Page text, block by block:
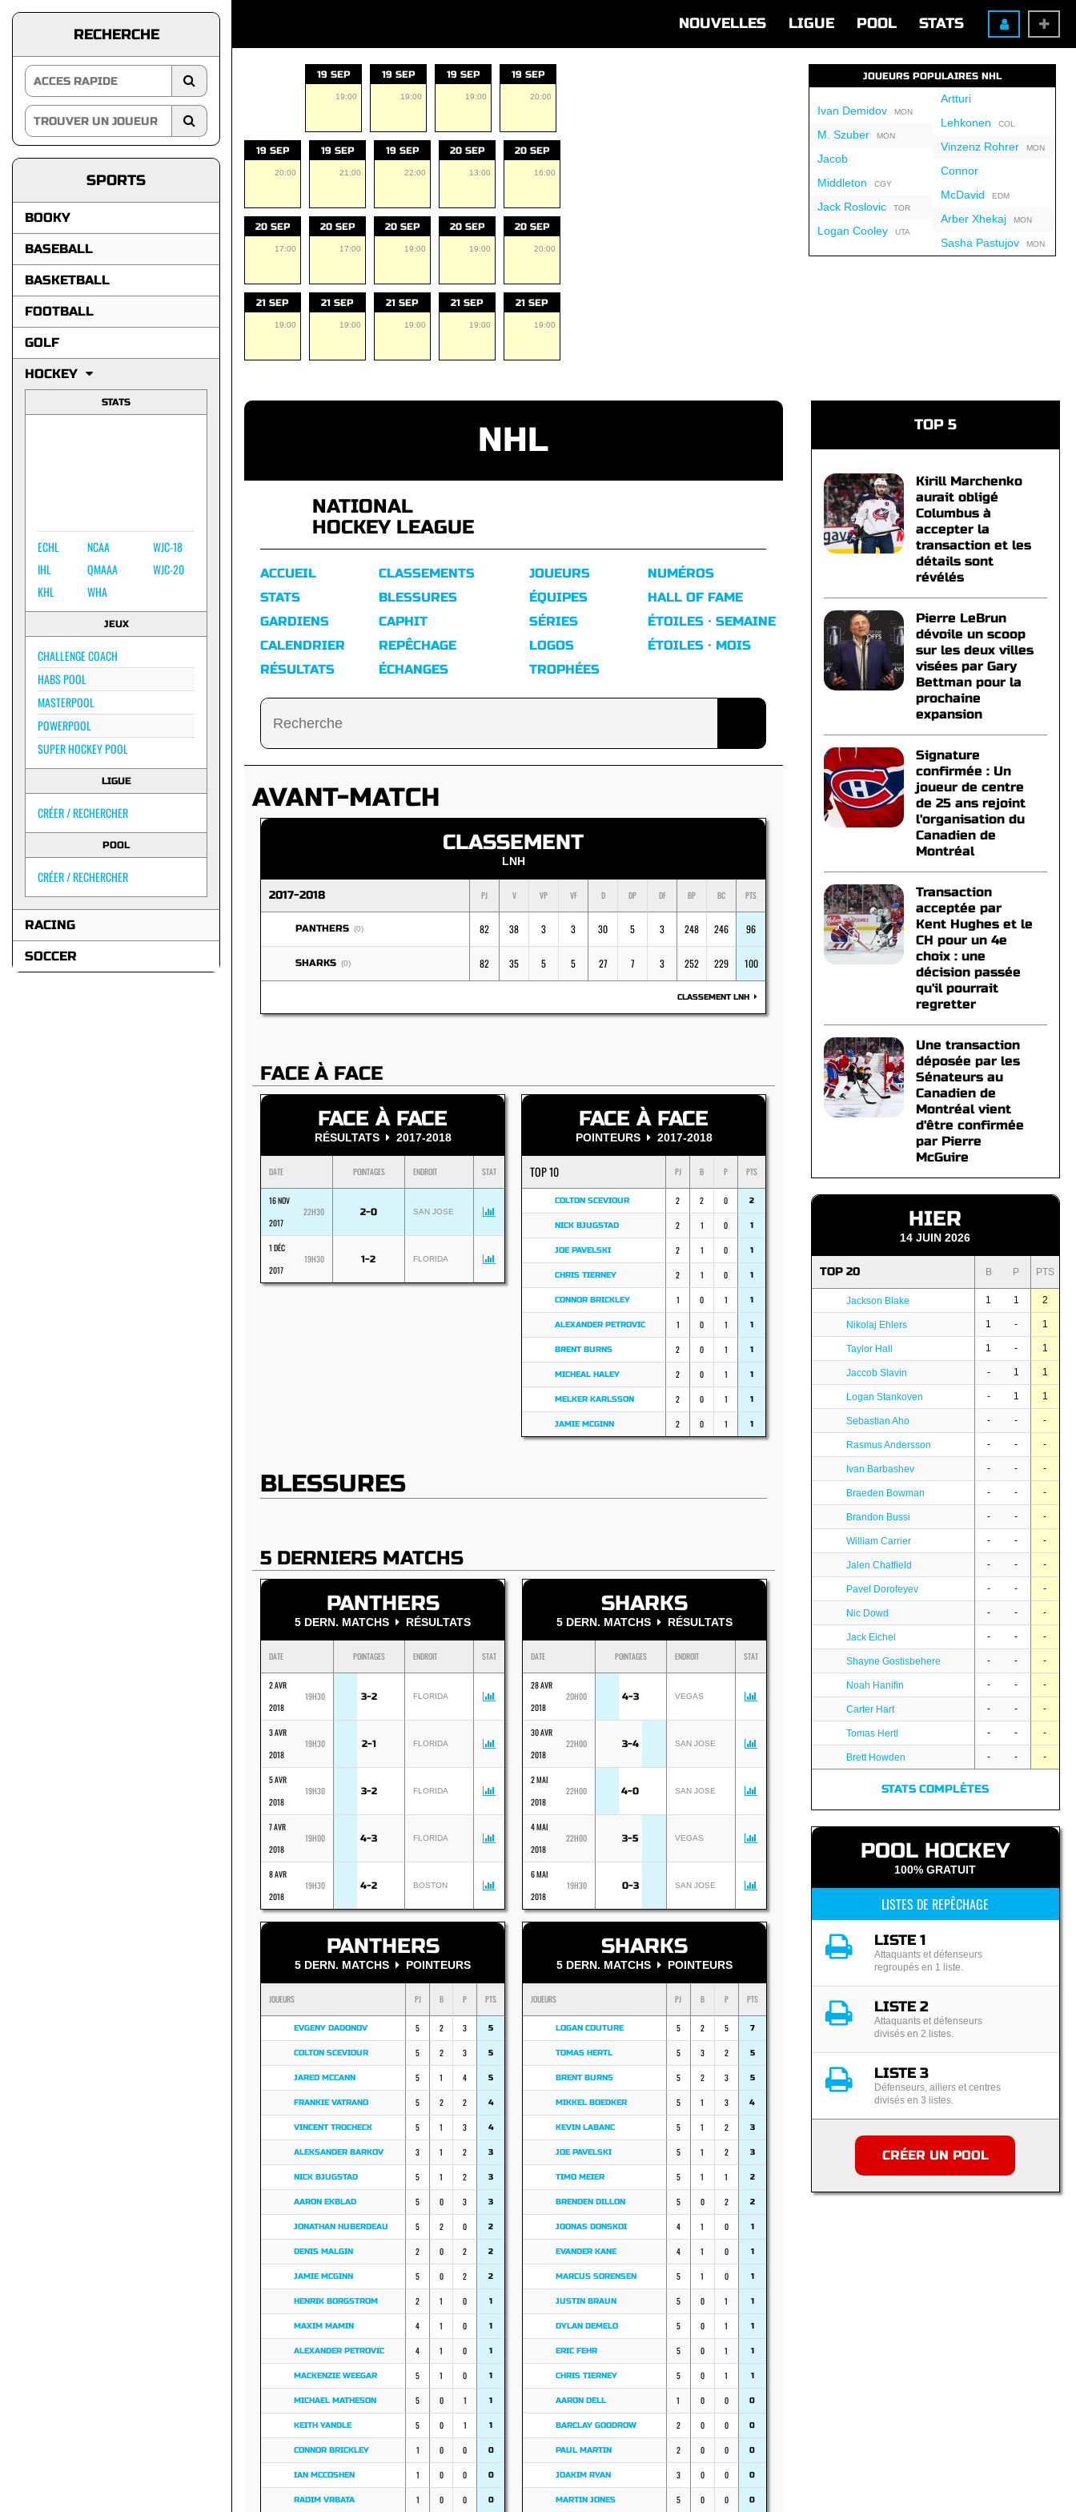
NOUVELLES LIGUE POOL STATS
RECHERCHE
SPORTS
BOOKY
BASEBALL
BASKETBALL
FOOTBALL
GOLF
HOCKEY
STATS
ECHL
IHL
KHL
NCAA
QMAAA
WHA
WJC-18
WJC-20
JEUX
CHALLENGE COACH
HABS POOL
MASTERPOOL
POWERPOOL
SUPER HOCKEY POOL
LIGUE
CRÉER / RECHERCHER
POOL
CRÉER / RECHERCHER
RACING
SOCCER
19 SEP
19:00
19 SEP
19:00
19 SEP
19:00
19 SEP
20:00
19 SEP
20:00
19 SEP
21:00
19 SEP
22:00
20 SEP
13:00
20 SEP
16:00
20 SEP
17:00
20 SEP
17:00
20 SEP
19:00
20 SEP
19:00
20 SEP
20:00
21 SEP
19:00
21 SEP
19:00
21 SEP
19:00
21 SEP
19:00
21 SEP
19:00
JOUEURS POPULAIRES NHL
Ivan DemidovMON
M. SzuberMON
Jacob
Middleton CGY
Jack RoslovicTOR
Logan CooleyUTA
Artturi
Lehkonen COL
Vinzenz RohrerMON
Connor
McDavid EDM
Arber XhekajMON
Sasha PastujovMON
NHL
NATIONAL
HOCKEY LEAGUE
ACCUEIL
STATS
GARDIENS
CALENDRIER
RÉSULTATS
CLASSEMENTS
BLESSURES
CAPHIT
REPÊCHAGE
ÉCHANGES
JOUEURS
ÉQUIPES
SÉRIES
LOGOS
TROPHÉES
NUMÉROS
HALL OF FAME
ÉTOILES · SEMAINE
ÉTOILES · MOIS
AVANT-MATCH
CLASSEMENT
LNH
2017-2018 PJ V VP VF D DP DF BP BC PTS
PANTHERS (0) 82 38 3 3 30 5 3 248 246 96
SHARKS (0) 82 35 5 5 27 7 3 252 229 100
CLASSEMENT LNH
FACE À FACE
FACE À FACE
RÉSULTATS 2017-2018
DATE POINTAGES ENDROIT STAT
16 NOV
2017
22H30 2-0 SAN JOSE
1 DÉC
2017
19H30 1-2 FLORIDA
FACE À FACE
POINTEURS 2017-2018
TOP 10 PJ B P PTS
COLTON SCEVIOUR 2 2 0 2
NICK BJUGSTAD 2 1 0 1
JOE PAVELSKI 2 1 0 1
CHRIS TIERNEY 2 1 0 1
CONNOR BRICKLEY 1 0 1 1
ALEXANDER PETROVIC 1 0 1 1
BRENT BURNS 2 0 1 1
MICHEAL HALEY 2 0 1 1
MELKER KARLSSON 2 0 1 1
JAMIE MCGINN 2 0 1 1
BLESSURES
5 DERNIERS MATCHS
PANTHERS
5 DERN. MATCHS RÉSULTATS
DATE POINTAGES ENDROIT STAT
2 AVR
2018
19H30 3-2 FLORIDA
3 AVR
2018
19H30 2-1 FLORIDA
5 AVR
2018
19H30 3-2 FLORIDA
7 AVR
2018
19H00 4-3 FLORIDA
8 AVR
2018
19H30 4-2 BOSTON
PANTHERS
5 DERN. MATCHS POINTEURS
JOUEURS PJ B P PTS
EVGENY DADONOV 5 2 3 5
COLTON SCEVIOUR 5 2 3 5
JARED MCCANN 5 1 4 5
FRANKIE VATRANO 5 2 2 4
VINCENT TROCHECK 5 1 3 4
ALEKSANDER BARKOV 3 1 2 3
NICK BJUGSTAD 5 1 2 3
AARON EKBLAD 5 0 3 3
JONATHAN HUBERDEAU 5 2 0 2
DENIS MALGIN 2 0 2 2
JAMIE MCGINN 5 0 2 2
HENRIK BORGSTROM 2 1 0 1
MAXIM MAMIN 4 1 0 1
ALEXANDER PETROVIC 4 1 0 1
MACKENZIE WEEGAR 5 1 0 1
MICHAEL MATHESON 5 0 1 1
KEITH YANDLE 5 0 1 1
CONNOR BRICKLEY 1 0 0 0
IAN MCCOSHEN 1 0 0 0
RADIM VRBATA 1 0 0 0
SHARKS
5 DERN. MATCHS RÉSULTATS
DATE POINTAGES ENDROIT STAT
28 AVR
2018
20H00 4-3 VEGAS
30 AVR
2018
22H00 3-4 SAN JOSE
2 MAI
2018
22H00 4-0 SAN JOSE
4 MAI
2018
22H00 3-5 VEGAS
6 MAI
2018
19H30 0-3 SAN JOSE
SHARKS
5 DERN. MATCHS POINTEURS
JOUEURS PJ B P PTS
LOGAN COUTURE 5 2 5 7
TOMAS HERTL 5 3 2 5
BRENT BURNS 5 2 3 5
MIKKEL BOEDKER 5 1 3 4
KEVIN LABANC 5 1 2 3
JOE PAVELSKI 5 1 2 3
TIMO MEIER 5 1 1 2
BRENDEN DILLON 5 0 2 2
JOONAS DONSKOI 4 1 0 1
EVANDER KANE 4 1 0 1
MARCUS SORENSEN 5 1 0 1
JUSTIN BRAUN 5 0 1 1
DYLAN DEMELO 5 0 1 1
ERIC FEHR 5 0 1 1
CHRIS TIERNEY 5 0 1 1
AARON DELL 1 0 0 0
BARCLAY GOODROW 2 0 0 0
PAUL MARTIN 2 0 0 0
JOAKIM RYAN 3 0 0 0
MARTIN JONES 5 0 0 0
TOP 5
Kirill Marchenko
aurait obligé
Columbus à
accepter la
transaction et les
détails sont
révélés
Pierre LeBrun
dévoile un scoop
sur les deux villes
visées par Gary
Bettman pour la
prochaine
expansion
Signature
confirmée : Un
joueur de centre
de 25 ans rejoint
l'organisation du
Canadien de
Montréal
Transaction
acceptée par
Kent Hughes et le
CH pour un 4e
choix : une
décision passée
qu'il pourrait
regretter
Une transaction
déposée par les
Sénateurs au
Canadien de
Montréal vient
d'être confirmée
par Pierre
McGuire
HIER
14 JUIN 2026
TOP 20 B P PTS
Jackson Blake 1 1 2
Nikolaj Ehlers 1 - 1
Taylor Hall 1 - 1
Jaccob Slavin - 1 1
Logan Stankoven - 1 1
Sebastian Aho - - -
Rasmus Andersson - - -
Ivan Barbashev - - -
Braeden Bowman - - -
Brandon Bussi - - -
William Carrier - - -
Jalen Chatfield - - -
Pavel Dorofeyev - - -
Nic Dowd - - -
Jack Eichel - - -
Shayne Gostisbehere - - -
Noah Hanifin - - -
Carter Hart - - -
Tomas Hertl - - -
Brett Howden - - -
STATS COMPLÈTES
POOL HOCKEY
100% GRATUIT
LISTES DE REPÊCHAGE
LISTE 1
Attaquants et défenseurs
regroupés en 1 liste.
LISTE 2
Attaquants et défenseurs
divisés en 2 listes.
LISTE 3
Défenseurs, ailiers et centres
divisés en 3 listes.
CRÉER UN POOL